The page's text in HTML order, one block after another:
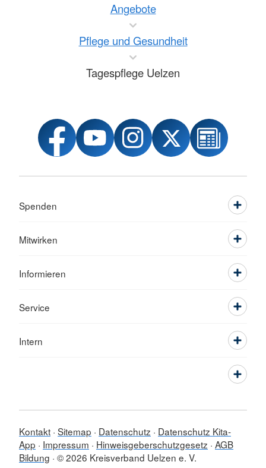
Angebote
Pflege und Gesundheit
Tagespflege Uelzen
Spenden
Mitwirken
Informieren
Service
Intern
Kontakt Sitemap Datenschutz
Datenschutz Kita-
App
Impressum Hinweisgeberschutzgesetz AGB
Bildung © 2026 Kreisverband Uelzen e. V.